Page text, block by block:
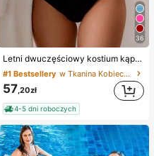
36
Letni dwuczęściowy kostium kąpielowy bikini w eleganckim, słodkim stylu boho, jednolity kolor, zestaw na plażowe wakacje, czarny
#1 Bestsellery w Tkanina Kobieca odzież plażowa
57,20zł
4-5 dni roboczych